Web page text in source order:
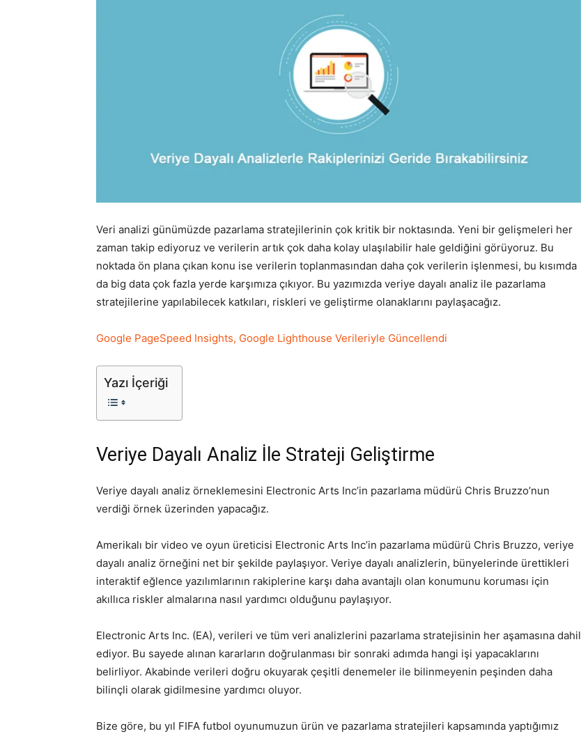
ASO,
Tasarım,
UI/UX
Veri analizi günümüzde pazarlama stratejilerinin çok kritik bir noktasında. Yeni bir gelişmeleri her
zaman takip ediyoruz ve verilerin artık çok daha kolay ulaşılabilir hale geldiğini görüyoruz. Bu
noktada ön plana çıkan konu ise verilerin toplanmasından daha çok verilerin işlenmesi, bu kısımda
da big data çok fazla yerde karşımıza çıkıyor. Bu yazımızda veriye dayalı analiz ile pazarlama
stratejilerine yapılabilecek katkıları, riskleri ve geliştirme olanaklarını paylaşacağız.
Google PageSpeed Insights, Google Lighthouse Verileriyle Güncellendi
Yazı İçeriği
Veriye Dayalı Analiz İle Strateji Geliştirme
Veriye dayalı analiz örneklemesini Electronic Arts Inc’in pazarlama müdürü Chris Bruzzo’nun
verdiği örnek üzerinden yapacağız.
Amerikalı bir video ve oyun üreticisi Electronic Arts Inc’in pazarlama müdürü Chris Bruzzo, veriye
dayalı analiz örneğini net bir şekilde paylaşıyor. Veriye dayalı analizlerin, bünyelerinde ürettikleri
interaktif eğlence yazılımlarının rakiplerine karşı daha avantajlı olan konumunu koruması için
akıllıca riskler almalarına nasıl yardımcı olduğunu paylaşıyor.
Electronic Arts Inc. (EA), verileri ve tüm veri analizlerini pazarlama stratejisinin her aşamasına dahil
ediyor. Bu sayede alınan kararların doğrulanması bir sonraki adımda hangi işi yapacaklarını
belirliyor. Akabinde verileri doğru okuyarak çeşitli denemeler ile bilinmeyenin peşinden daha
bilinçli olarak gidilmesine yardımcı oluyor.
Bize göre, bu yıl FIFA futbol oyunumuzun ürün ve pazarlama stratejileri kapsamında yaptığımız